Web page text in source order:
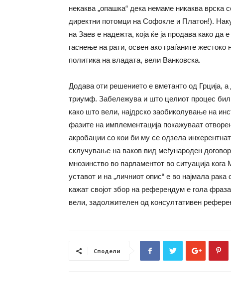
некаква „опашка“ дека немаме никаква врска
директни потомци на Софокле и Платон!).
на Заев е надежта, која ќе ја продава како
гаснење на рати, освен ако граѓаните
политика на владата, вели Ванковска.
Додава оти решението е вметанто од Грција,
триумф. Забележува и што целиот процес бил
како што вели, најдрско заобиколување на
фазите на имплементација покажуваат
акробации со кои би му се одзела
склучување на ваков вид меѓународен
мнозинство во парламентот во ситуација
уставот и на „личниот опис“ е во најмала
кажат својот збор на референдум е гола
вели, задолжителен од консултативен
Сподели